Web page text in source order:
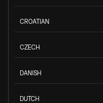
CROATIAN
CZECH
DANISH
DUTCH